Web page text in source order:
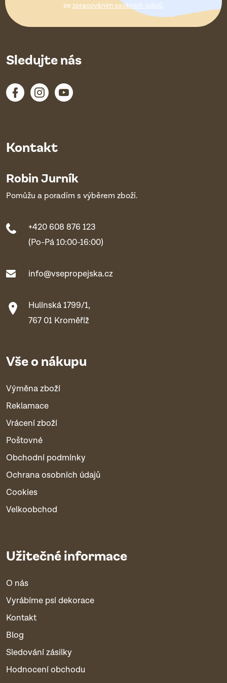
se zpracováním osobních údajů.
Kontakt
Robin Jurník
Pomůžu a poradím s výběrem zboží.
+420 608 876 123
(Po-Pá 10:00-16:00)
info@vsepropejska.cz
Hulínská 1799/1,
767 01 Kroměříž
Vše o nákupu
Výměna zboží
Reklamace
Vrácení zboží
Poštovné
Obchodní podmínky
Ochrana osobních údajů
Cookies
Velkoobchod
Užitečné informace
O nás
Vyrábíme psí dekorace
Kontakt
Blog
Sledování zásilky
Hodnocení obchodu
Sledujte nás